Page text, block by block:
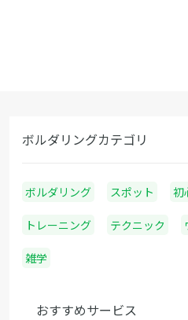
ボルダリングカテゴリ
ボルダリング スポット 初
トレーニング テクニック
雑学
おすすめサービス